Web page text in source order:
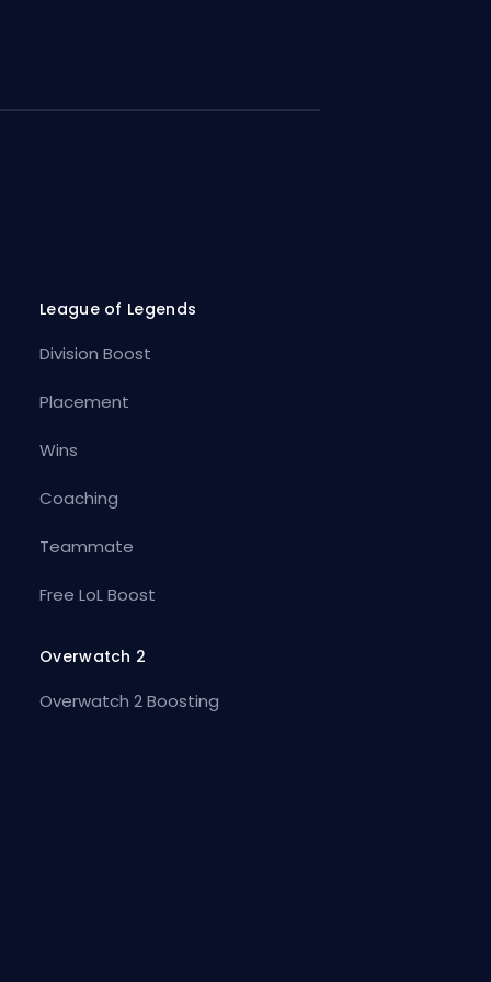
League of Legends
Division Boost
Placement
Wins
Coaching
Teammate
Free LoL Boost
Overwatch 2
Overwatch 2 Boosting